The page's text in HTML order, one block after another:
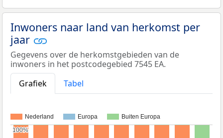
Inwoners naar land van herkomst per
jaar
Gegevens over de herkomstgebieden van de
inwoners in het postcodegebied 7545 EA.
Grafiek
Tabel
Nederland Europa Buiten Europa
100%
100%